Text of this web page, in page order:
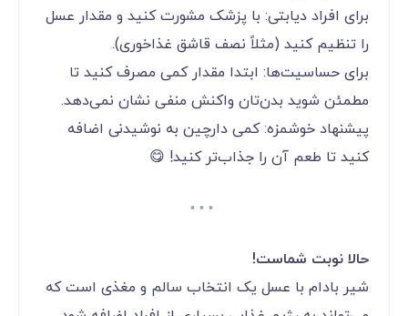
برای افراد دیابتی: با پزشک مشورت کنید و مقدار عسل
را تنظیم کنید (مثلاً نصف قاشق غذاخوری).
برای حساسیت‌ها: ابتدا مقدار کمی مصرف کنید تا
مطمئن شوید بدن‌تان واکنش منفی نشان نمی‌دهد.
پیشنهاد خوشمزه: کمی دارچین به نوشیدنی اضافه
کنید تا طعم آن را جذاب‌تر کنید! 😋
حالا نوبت شماست!
شیر بادام با عسل یک انتخاب سالم و مغذی است که